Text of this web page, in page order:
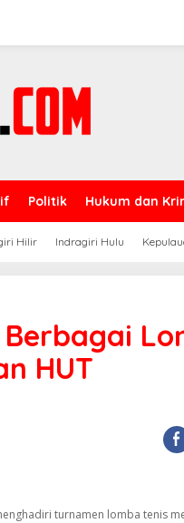
Politik Hukum dan
Hilir Indragiri Hulu
Berbagai
HUT
turnamen lomba tenis